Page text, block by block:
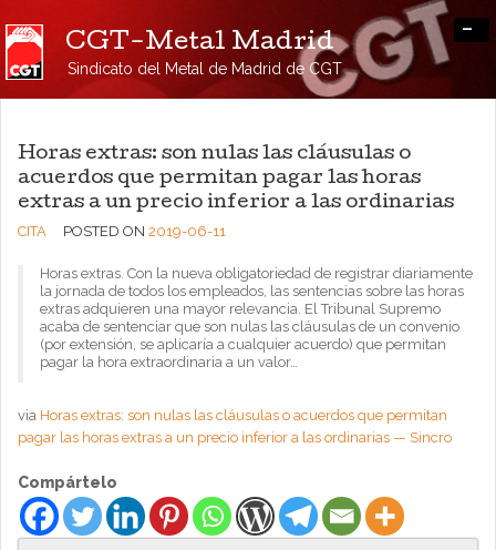
CGT-Metal Madrid
Sindicato del Metal de Madrid de CGT
-
Horas extras: son nulas las cláusulas o
acuerdos que permitan pagar las horas
extras a un precio inferior a las ordinarias
CITA POSTED ON 2019-06-11
Horas extras. Con la nueva obligatoriedad de registrar diariamente
la jornada de todos los empleados, las sentencias sobre las horas
extras adquieren una mayor relevancia. El Tribunal Supremo
acaba de sentenciar que son nulas las cláusulas de un convenio
(por extensión, se aplicaría a cualquier acuerdo) que permitan
pagar la hora extraordinaria a un valor…
via Horas extras: son nulas las cláusulas o acuerdos que permitan
pagar las horas extras a un precio inferior a las ordinarias — Sincro
Compártelo